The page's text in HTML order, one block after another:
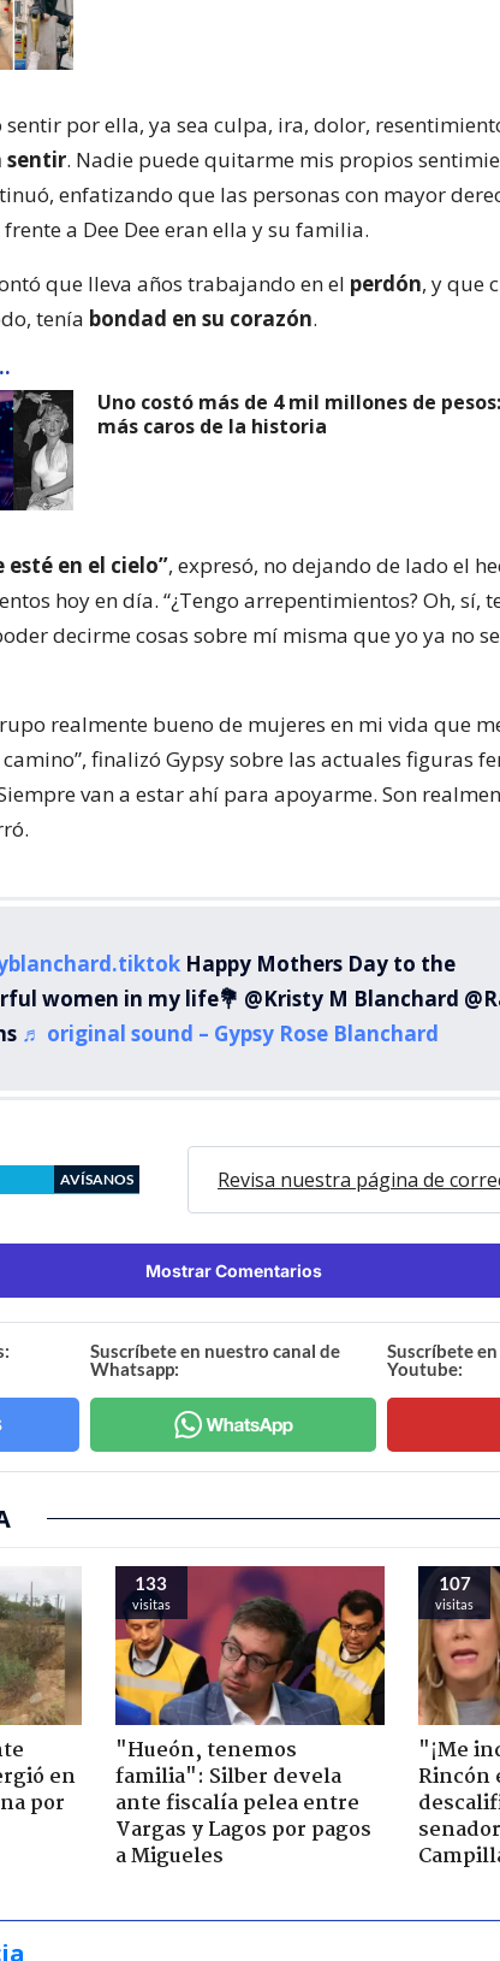
sentir por ella, ya sea culpa, ira, dolor,
sentir. Nadie puede quitarme mis propios
enfatizando que las personas con mayor
a Dee Dee eran ella y su familia.
que lleva años trabajando en el perdón, y que
tenía bondad en su corazón.
Uno costó más de 4 mil millones de
más caros de la historia
esté en el cielo”, expresó, no dejando de lado el
hoy en día. “¿Tengo arrepentimientos? Oh, sí,
decirme cosas sobre mí misma que yo ya no
realmente bueno de mujeres en mi vida que
finalizó Gypsy sobre las actuales figuras
van a estar ahí para apoyarme. Son
Happy Mothers Day to the
women in my life💐 @Kristy M Blanchard
♬ original sound – Gypsy Rose Blanchard
AVÍSANOS Revisa nuestra página de
Mostrar Comentarios
Suscríbete en nuestro canal de
Whatsapp:
Suscríbete
Youtube:
en
por
133
visitas
"Hueón, tenemos
familia": Silber devela
ante fiscalía pelea entre
Vargas y Lagos por pagos
a Migueles
107
visitas
"¡Me
Rincón